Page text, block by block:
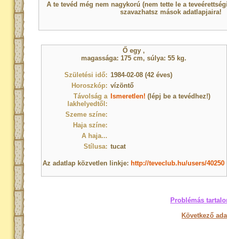
A te tevéd még nem nagykorú (nem tette le a
szavazhatsz mások adatlapjaira!
Ő egy ,
magassága: 175 cm, súlya: 55 kg.
Születési idő: 1984-02-08 (42 éves)
Horoszkóp: vízöntő
Távolság a
lakhelyedtől:
Ismeretlen! (lépj be a tevédhez!)
Szeme színe:
Haja színe:
A haja...
Stílusa: tucat
Az adatlap közvetlen linkje: http://teveclub.hu/users/40250
Problémás
Következő